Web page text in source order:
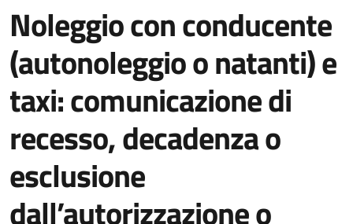
Noleggio con conducente
(autonoleggio o natanti) e
taxi: comunicazione di
recesso, decadenza o
esclusione
dall’autorizzazione o